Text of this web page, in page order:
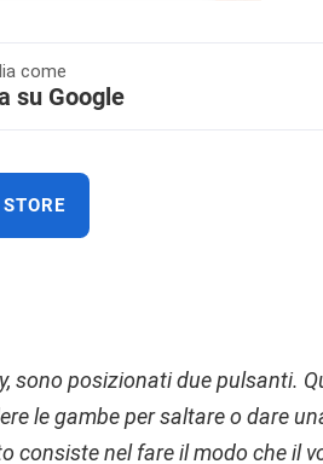
come
su Google
, sono posizionati due pulsanti.
le gambe per saltare o dare
consiste nel fare il modo che il